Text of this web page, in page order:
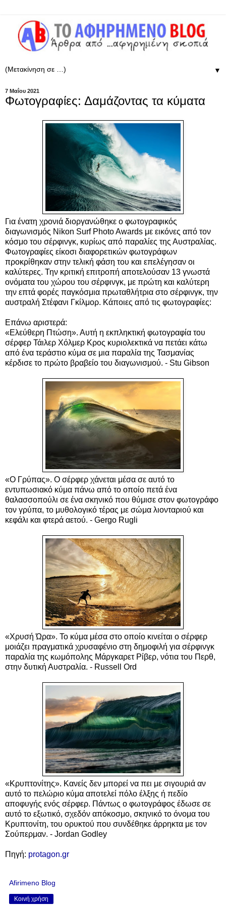
▼
7 Μαΐου 2021
Φωτογραφίες: Δαμάζοντας τα κύματα
Για ένατη χρονιά διοργανώθηκε ο φωτογραφικός
διαγωνισμός Nikon Surf Photo Awards με εικόνες από τον
κόσμο του σέρφινγκ, κυρίως από παραλίες της Αυστραλίας.
Φωτογραφίες είκοσι διαφορετικών φωτογράφων
προκρίθηκαν στην τελική φάση του και επελέγησαν οι
καλύτερες. Την κριτική επιτροπή αποτελούσαν 13 γνωστά
ονόματα του χώρου του σέρφινγκ, με πρώτη και καλύτερη
την επτά φορές παγκόσμια πρωταθλήτρια στο σέρφινγκ, την
αυστραλή Στέφανι Γκίλμορ. Κάποιες από τις φωτογραφίες:
Επάνω αριστερά:
«Ελεύθερη Πτώση». Αυτή η εκπληκτική φωτογραφία του
σέρφερ Τάιλερ Χόλμερ Κρος κυριολεκτικά να πετάει κάτω
από ένα τεράστιο κύμα σε μια παραλία της Τασμανίας
κέρδισε το πρώτο βραβείο του διαγωνισμού. - Stu Gibson
«O Γρύπας». Ο σέρφερ χάνεται μέσα σε αυτό το
εντυπωσιακό κύμα πάνω από το οποίο πετά ένα
θαλασσοπούλι σε ένα σκηνικό που θύμισε στον φωτογράφο
τον γρύπα, το μυθολογικό τέρας με σώμα λιονταριού και
κεφάλι και φτερά αετού. - Gergo Rugli
«Χρυσή Ώρα». Το κύμα μέσα στο οποίο κινείται ο σέρφερ
μοιάζει πραγματικά χρυσαφένιο στη δημοφιλή για σέρφινγκ
παραλία της κωμόπολης Μάργκαρετ Ρίβερ, νότια του Περθ,
στην δυτική Αυστραλία. - Russell Ord
«Κρυπτονίτης». Κανείς δεν μπορεί να πει με σιγουριά αν
αυτό το πελώριο κύμα αποτελεί πόλο έλξης ή πεδίο
αποφυγής ενός σέρφερ. Πάντως ο φωτογράφος έδωσε σε
αυτό το εξωτικό, σχεδόν απόκοσμο, σκηνικό το όνομα του
Κρυπτονίτη, του ορυκτού που συνδέθηκε άρρηκτα με τον
Σούπερμαν. - Jordan Godley
Πηγή: protagon.gr
Afirimeno Blog
Κοινή χρήση